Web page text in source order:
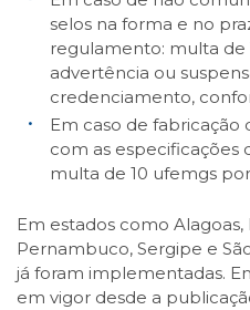
selos na forma e no
regulamento: multa de
advertência ou
credenciamento,
Em caso de fabricação
com as especificações
multa de 10 ufemgs
Em estados como Alagoas,
Pernambuco, Sergipe e
já foram implementadas.
em vigor desde a